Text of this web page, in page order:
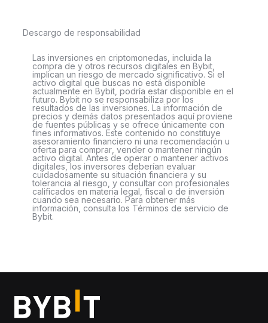
Descargo de responsabilidad
Las inversiones en criptomonedas, incluida la
compra de y otros recursos digitales en Bybit,
implican un riesgo de mercado significativo. Si el
activo digital que buscas no está disponible
actualmente en Bybit, podría estar disponible en el
futuro. Bybit no se responsabiliza por los
resultados de las inversiones. La información de
precios y demás datos presentados aquí proviene
de fuentes públicas y se ofrece únicamente con
fines informativos. Este contenido no constituye
asesoramiento financiero ni una recomendación u
oferta para comprar, vender o mantener ningún
activo digital. Antes de operar o mantener activos
digitales, los inversores deberían evaluar
cuidadosamente su situación financiera y su
tolerancia al riesgo, y consultar con profesionales
calificados en materia legal, fiscal o de inversión
cuando sea necesario. Para obtener más
información, consulta los Términos de servicio de
Bybit.